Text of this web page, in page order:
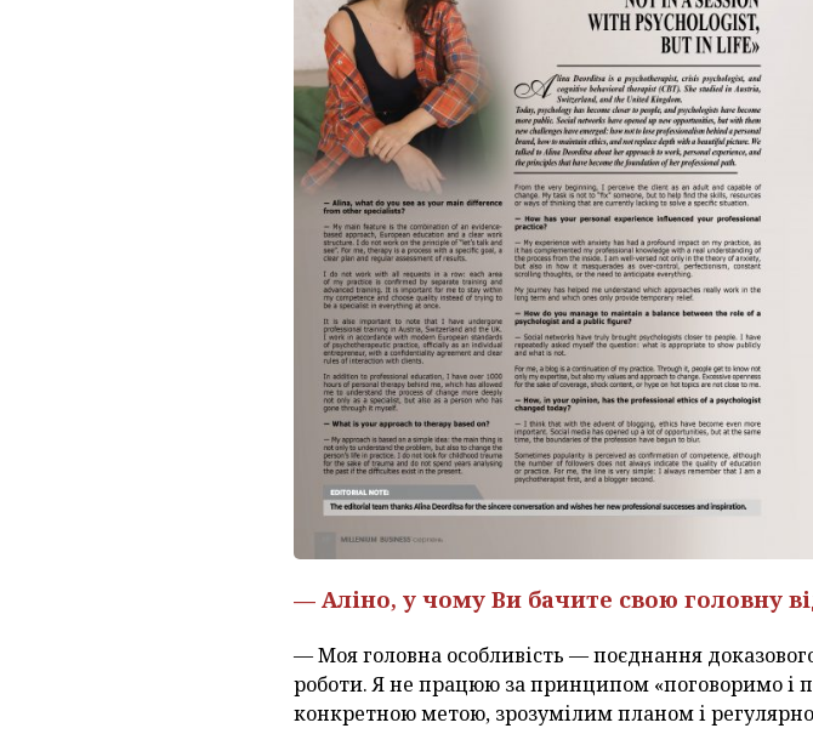
— Аліно, у чому Ви бачите свою головну
— Моя головна особливість — поєднання
роботи. Я не працюю за принципом «поговоримо і
конкретною метою, зрозумілим планом і